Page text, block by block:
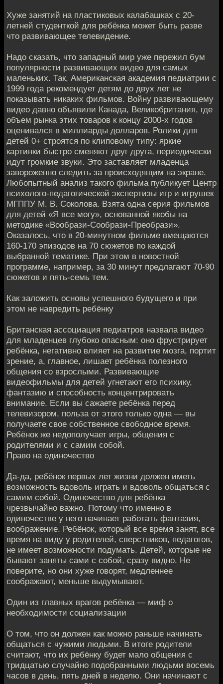
Хуже занятий на пластиковых калабашках с 20-
летней студенткой для ребёнка может быть разве
что развивающее телевидение.
Надо сказать, что западный мир уже пережил бум
популярности развивающих видео для самых
маленьких. Так, Американская академия педиатрии с
1999 года рекомендует детям до двух лет не
показывать никаких фильмов. Войну развивающему
видео давно объявили Канада, Великобритания, где
объем рынка этих товаров к концу 2000-х годов
оценивался в миллиарды долларов. Ролики для
детей 0+ строятся по клиповому типу: яркие
картинки быстро сменяют друг друга, периодически
идут громкие звуки. Это заставляет младенца
завороженно следить за происходящим на экране.
Любопытный анализ такого фильма публикует Центр
психолого-педагогической экспертизы игр и игрушек
МГППУ М. В. Соколова. Взята одна серия фильмов
для детей «Я все могу», основанной якобы на
методике «Вообрази-Сообрази-Преобрази».
Оказалось, что в 20-минутном фильме вмещаются
160-170 эпизодов на 70 сюжетов по каждой
выбранной тематике. При этом в новостной
программе, например, за 30 минут предлагают 70-90
сюжетов и пять-семь тем.
Как заложить основы успешного будущего и при
этом не навредить ребёнку
Британская ассоциация педиатров назвала видео
для младенцев глубоко опасным: оно фрустрирует
ребёнка, негативно влияет на развитие мозга, портит
зрение, а, главное, лишает ребёнка полезного
общения со взрослыми. Развивающие
видеофильмы для детей угнетают его психику,
фантазию и способность концентрировать
внимание. Если вы сажаете ребёнка перед
телевизором, польза от этого только одна — вы
получаете свое собственное свободное время.
Ребёнок же недополучает игры, общения с
родителями и с самим собой.
Право на одиночество
Да-да, ребёнок первых лет жизни должен иметь
возможность вдоволь играть и вдоволь общаться с
самим собой. Одиночество для ребёнка
чрезвычайно важно. Потому что именно в
одиночестве у него начинает работать фантазия,
воображение. Ребёнок, который все время занят, все
время на виду у родителей, сверстников, педагогов,
не имеет возможности подумать. Детей, которые не
бывают заняты сами с собой, сразу видно. Не
поверите, но они хуже говорят, медленнее
соображают, меньше выдумывают.
Один из главных врагов ребёнка — миф о
необходимости социализации
О том, что он должен как можно раньше начинать
общаться с чужими людьми. В итоге родители
считают, что их ребёнку будет мало общения с
тридцатью случайно подобранными людьми восемь
часов в день, пять дней в неделю. Они начинают с